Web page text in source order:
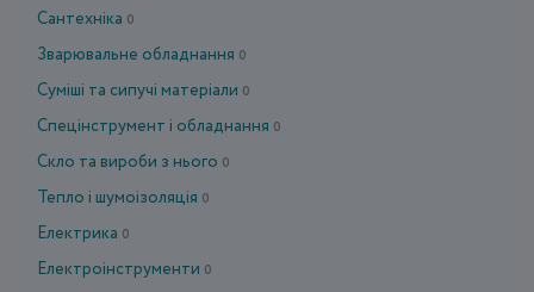
Сантехніка 0
Зварювальне обладнання 0
Суміші та сипучі матеріали 0
Спецінструмент і обладнання 0
Скло та вироби з нього 0
Тепло і шумоізоляція 0
Електрика 0
Електроінструменти 0